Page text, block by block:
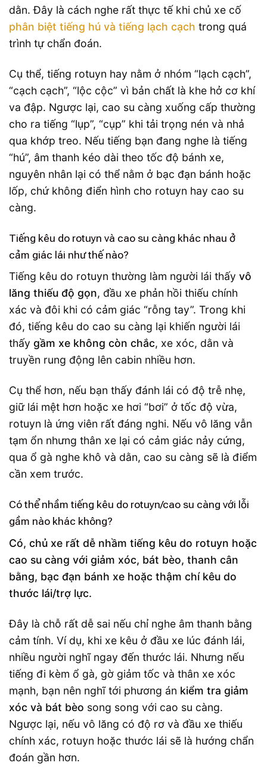
dằn. Đây là cách nghe rất thực tế khi chủ xe cố
phân biệt tiếng hú và tiếng lạch cạch trong quá
trình tự chẩn đoán.
Cụ thể, tiếng rotuyn hay nằm ở nhóm “lạch cạch”,
“cạch cạch”, “lộc cộc” vì bản chất là khe hở cơ khí
va đập. Ngược lại, cao su càng xuống cấp thường
cho ra tiếng “lụp”, “cụp” khi tải trọng nén và nhả
qua khớp treo. Nếu tiếng bạn đang nghe là tiếng
“hú”, âm thanh kéo dài theo tốc độ bánh xe,
nguyên nhân lại có thể nằm ở bạc đạn bánh hoặc
lốp, chứ không điển hình cho rotuyn hay cao su
càng.
Tiếng kêu do rotuyn và cao su càng khác nhau ở
cảm giác lái như thế nào?
Tiếng kêu do rotuyn thường làm người lái thấy vô
lăng thiếu độ gọn, đầu xe phản hồi thiếu chính
xác và đôi khi có cảm giác “rỗng tay”. Trong khi
đó, tiếng kêu do cao su càng lại khiến người lái
thấy gầm xe không còn chắc, xe xóc, dằn và
truyền rung động lên cabin nhiều hơn.
Cụ thể hơn, nếu bạn thấy đánh lái có độ trễ nhẹ,
giữ lái mệt hơn hoặc xe hơi “bơi” ở tốc độ vừa,
rotuyn là ứng viên rất đáng nghi. Nếu vô lăng vẫn
tạm ổn nhưng thân xe lại có cảm giác nảy cứng,
qua ổ gà nghe khô và dằn, cao su càng sẽ là điểm
cần xem trước.
Có thể nhầm tiếng kêu do rotuyn/cao su càng với lỗi
gầm nào khác không?
Có, chủ xe rất dễ nhầm tiếng kêu do rotuyn hoặc
cao su càng với giảm xóc, bát bèo, thanh cân
bằng, bạc đạn bánh xe hoặc thậm chí kêu do
thước lái/trợ lực.
Đây là chỗ rất dễ sai nếu chỉ nghe âm thanh bằng
cảm tính. Ví dụ, khi xe kêu ở đầu xe lúc đánh lái,
nhiều người nghĩ ngay đến thước lái. Nhưng nếu
tiếng đi kèm ổ gà, gờ giảm tốc và thân xe xóc
mạnh, bạn nên nghĩ tới phương án kiểm tra giảm
xóc và bát bèo song song với cao su càng.
Ngược lại, nếu vô lăng có độ rơ và đầu xe thiếu
chính xác, rotuyn hoặc thước lái sẽ là hướng chẩn
đoán gần hơn.